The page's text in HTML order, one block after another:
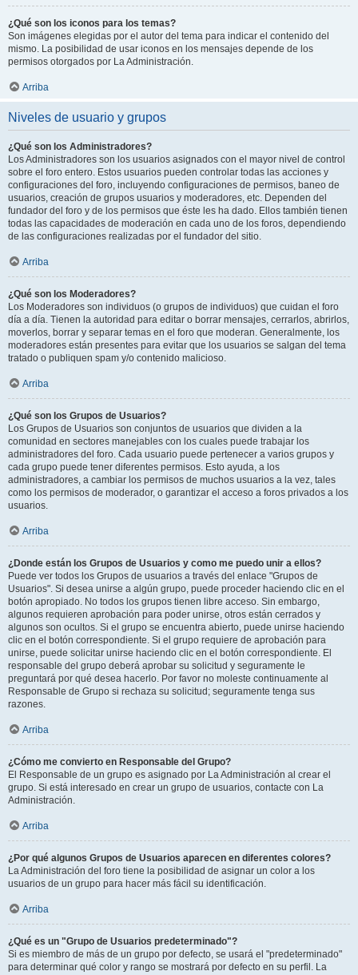
¿Qué son los iconos para los temas?
Son imágenes elegidas por el autor del tema para indicar el contenido del
mismo. La posibilidad de usar iconos en los mensajes depende de los
permisos otorgados por La Administración.
Arriba
Niveles de usuario y grupos
¿Qué son los Administradores?
Los Administradores son los usuarios asignados con el mayor nivel de control
sobre el foro entero. Estos usuarios pueden controlar todas las acciones y
configuraciones del foro, incluyendo configuraciones de permisos, baneo de
usuarios, creación de grupos usuarios y moderadores, etc. Dependen del
fundador del foro y de los permisos que éste les ha dado. Ellos también tienen
todas las capacidades de moderación en cada uno de los foros, dependiendo
de las configuraciones realizadas por el fundador del sitio.
Arriba
¿Qué son los Moderadores?
Los Moderadores son individuos (o grupos de individuos) que cuidan el foro
día a día. Tienen la autoridad para editar o borrar mensajes, cerrarlos, abrirlos,
moverlos, borrar y separar temas en el foro que moderan. Generalmente, los
moderadores están presentes para evitar que los usuarios se salgan del tema
tratado o publiquen spam y/o contenido malicioso.
Arriba
¿Qué son los Grupos de Usuarios?
Los Grupos de Usuarios son conjuntos de usuarios que dividen a la
comunidad en sectores manejables con los cuales puede trabajar los
administradores del foro. Cada usuario puede pertenecer a varios grupos y
cada grupo puede tener diferentes permisos. Esto ayuda, a los
administradores, a cambiar los permisos de muchos usuarios a la vez, tales
como los permisos de moderador, o garantizar el acceso a foros privados a los
usuarios.
Arriba
¿Donde están los Grupos de Usuarios y como me puedo unir a ellos?
Puede ver todos los Grupos de usuarios a través del enlace "Grupos de
Usuarios". Si desea unirse a algún grupo, puede proceder haciendo clic en el
botón apropiado. No todos los grupos tienen libre acceso. Sin embargo,
algunos requieren aprobación para poder unirse, otros están cerrados y
algunos son ocultos. Si el grupo se encuentra abierto, puede unirse haciendo
clic en el botón correspondiente. Si el grupo requiere de aprobación para
unirse, puede solicitar unirse haciendo clic en el botón correspondiente. El
responsable del grupo deberá aprobar su solicitud y seguramente le
preguntará por qué desea hacerlo. Por favor no moleste continuamente al
Responsable de Grupo si rechaza su solicitud; seguramente tenga sus
razones.
Arriba
¿Cómo me convierto en Responsable del Grupo?
El Responsable de un grupo es asignado por La Administración al crear el
grupo. Si está interesado en crear un grupo de usuarios, contacte con La
Administración.
Arriba
¿Por qué algunos Grupos de Usuarios aparecen en diferentes colores?
La Administración del foro tiene la posibilidad de asignar un color a los
usuarios de un grupo para hacer más fácil su identificación.
Arriba
¿Qué es un "Grupo de Usuarios predeterminado"?
Si es miembro de más de un grupo por defecto, se usará el "predeterminado"
para determinar qué color y rango se mostrará por defecto en su perfil. La